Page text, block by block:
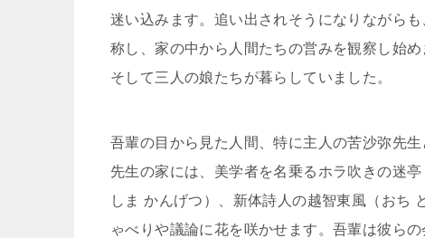
迷い込みます。追い出されそうになりながら
称し、家の中から人間たちの営みを観察し始
そして三人の娘たちが暮らしていました。
吾輩の目から見た人間、特に主人の苦沙弥先
先生の家には、美学者を名乗るホラ吹きの迷
しま かんげつ）、新体詩人の越智東風（おち
ゃべりや議論に花を咲かせます。吾輩は彼ら